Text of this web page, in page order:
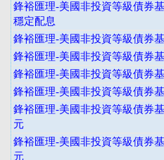
鋒裕匯理-美國非投資等級債券
穩定配息
鋒裕匯理-美國非投資等級債券
鋒裕匯理-美國非投資等級債券
鋒裕匯理-美國非投資等級債券
鋒裕匯理-美國非投資等級債券
鋒裕匯理-美國非投資等級債券
元
鋒裕匯理-美國非投資等級債券
元